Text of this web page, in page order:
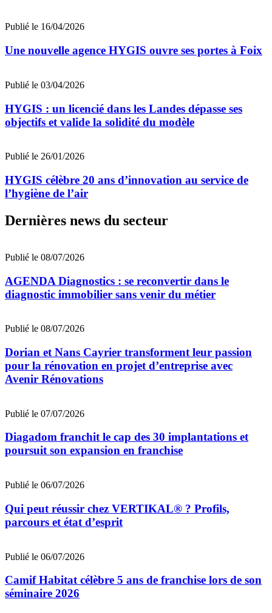
Publié le 16/04/2026
Une nouvelle agence HYGIS ouvre ses portes à Foix
Publié le 03/04/2026
HYGIS : un licencié dans les Landes dépasse ses
objectifs et valide la solidité du modèle
Publié le 26/01/2026
HYGIS célèbre 20 ans d’innovation au service de
l’hygiène de l’air
Dernières news du secteur
Publié le 08/07/2026
AGENDA Diagnostics : se reconvertir dans le
diagnostic immobilier sans venir du métier
Publié le 08/07/2026
Dorian et Nans Cayrier transforment leur passion
pour la rénovation en projet d’entreprise avec
Avenir Rénovations
Publié le 07/07/2026
Diagadom franchit le cap des 30 implantations et
poursuit son expansion en franchise
Publié le 06/07/2026
Qui peut réussir chez VERTIKAL® ? Profils,
parcours et état d’esprit
Publié le 06/07/2026
Camif Habitat célèbre 5 ans de franchise lors de son
séminaire 2026